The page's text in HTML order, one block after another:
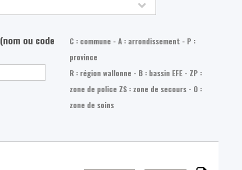
ou code
C : commune - A : arrondissement - P :
province
R : région wallonne - B : bassin EFE - ZP :
zone de police ZS : zone de secours - O :
zone de soins